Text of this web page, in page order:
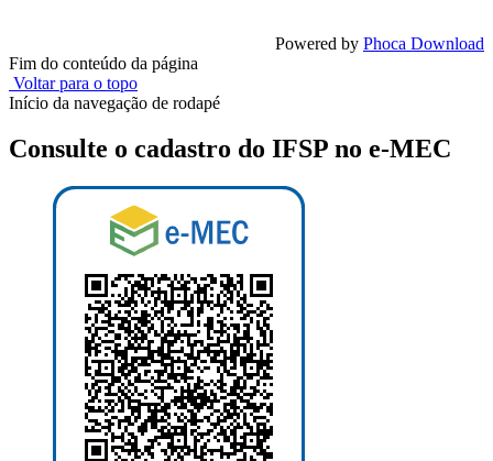
Powered by Phoca Download
Fim do conteúdo da página
Voltar para o topo
Início da navegação de rodapé
Consulte o cadastro do IFSP no e-MEC